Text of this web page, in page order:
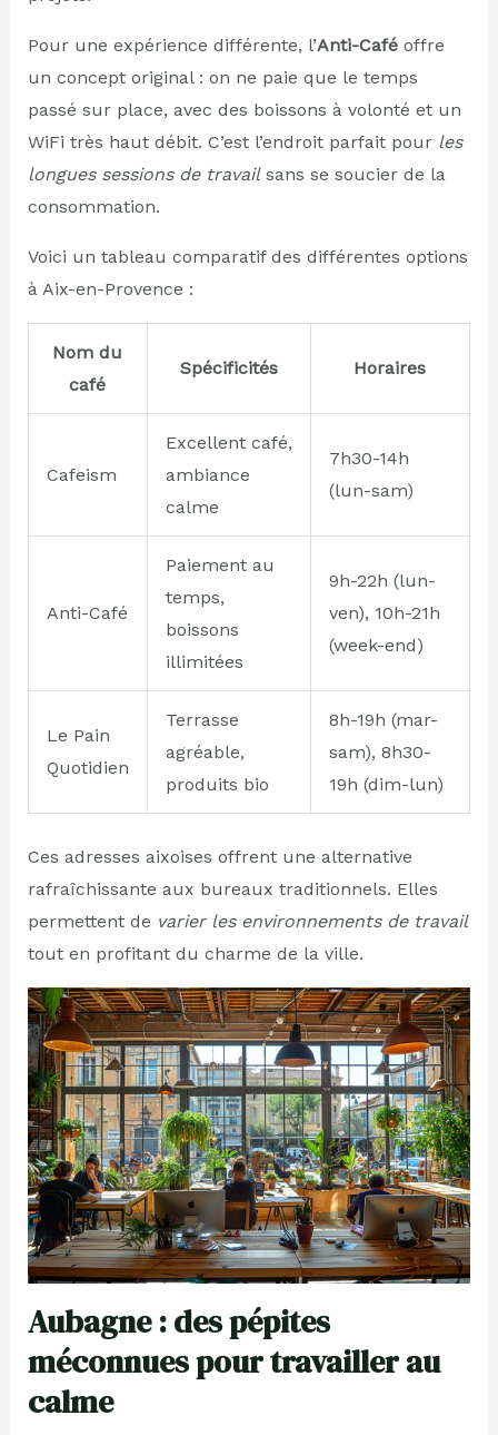
Pour une expérience différente, l’Anti-Caféoffre
un concept original : on ne paie que le temps
passé sur place, avec des boissons à volonté et un
WiFi très haut débit. C’est l’endroit parfait pour les
longues sessions de travailsans se soucier de la
consommation.
Voici un tableau comparatif des différentes options
à Aix-en-Provence :
Nom du
café
Spécificités Horaires
Cafeism
Excellent café,
ambiance
calme
7h30-14h
(lun-sam)
Anti-Café
Paiement au
temps,
boissons
illimitées
9h-22h (lun-
ven), 10h-21h
(week-end)
Le Pain
Quotidien
Terrasse
agréable,
produits bio
8h-19h (mar-
sam), 8h30-
19h (dim-lun)
Ces adresses aixoises offrent une alternative
rafraîchissante aux bureaux traditionnels. Elles
permettent de varier les environnements de travail
tout en profitant du charme de la ville.
Aubagne : des pépites
méconnues pour travailler au
calme